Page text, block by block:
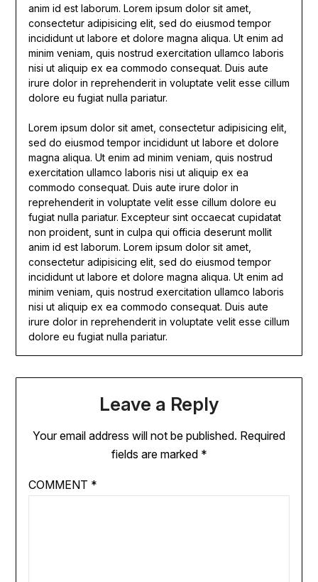
anim id est laborum. Lorem ipsum dolor sit amet,
consectetur adipisicing elit, sed do eiusmod tempor
incididunt ut labore et dolore magna aliqua. Ut enim ad
minim veniam, quis nostrud exercitation ullamco laboris
nisi ut aliquip ex ea commodo consequat. Duis aute
irure dolor in reprehenderit in voluptate velit esse cillum
dolore eu fugiat nulla pariatur.
Lorem ipsum dolor sit amet, consectetur adipisicing elit,
sed do eiusmod tempor incididunt ut labore et dolore
magna aliqua. Ut enim ad minim veniam, quis nostrud
exercitation ullamco laboris nisi ut aliquip ex ea
commodo consequat. Duis aute irure dolor in
reprehenderit in voluptate velit esse cillum dolore eu
fugiat nulla pariatur. Excepteur sint occaecat cupidatat
non proident, sunt in culpa qui officia deserunt mollit
anim id est laborum. Lorem ipsum dolor sit amet,
consectetur adipisicing elit, sed do eiusmod tempor
incididunt ut labore et dolore magna aliqua. Ut enim ad
minim veniam, quis nostrud exercitation ullamco laboris
nisi ut aliquip ex ea commodo consequat. Duis aute
irure dolor in reprehenderit in voluptate velit esse cillum
dolore eu fugiat nulla pariatur.
Leave a Reply
Your email address will not be published. Required
fields are marked *
COMMENT *